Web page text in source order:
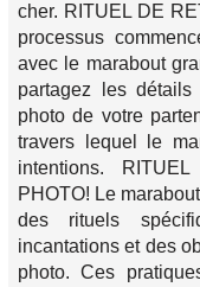
cher. RITUEL DE
processus
avec le marabout
partagez les
photo de votre
travers lequel le
intentions.
PHOTO! Le
des rituels
incantations et des
photo. Ces